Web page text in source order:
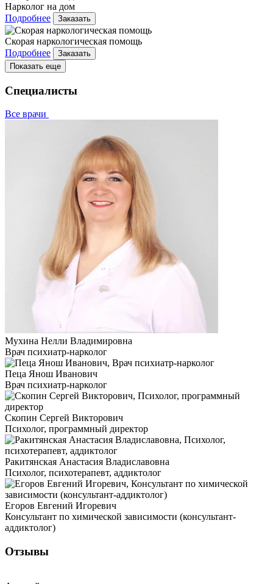
Нарколог на дом
Подробнее
Заказать
Скорая наркологическая помощь
Подробнее
Заказать
Показать еще
Специалисты
Все врачи
Мухина Нелли Владимировна
Врач психиатр-нарколог
Пеца Янош Иванович
Врач психиатр-нарколог
Скопин Сергей Викторович
Психолог, программный директор
Ракитянская Анастасия Владиславовна
Психолог, психотерапевт, аддиктолог
Егоров Евгений Игоревич
Консультант по химической зависимости (консультант-
аддиктолог)
Отзывы